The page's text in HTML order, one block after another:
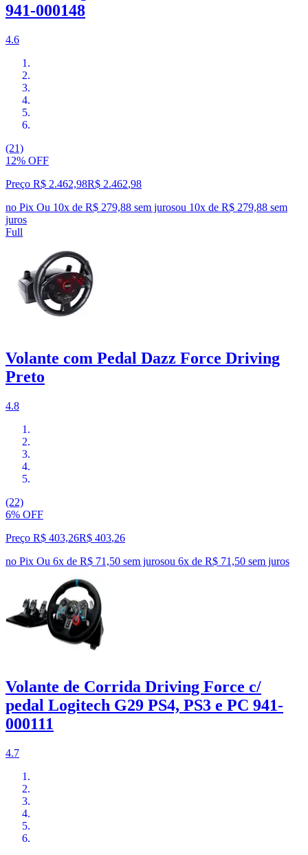
941-000148
4.6
(21)
12% OFF
Preço R$ 2.462,98R$ 2.462,98
no Pix Ou 10x de R$ 279,88 sem jurosou 10x de R$ 279,88 sem
juros
Full
Volante com Pedal Dazz Force Driving
Preto
4.8
(22)
6% OFF
Preço R$ 403,26R$ 403,26
no Pix Ou 6x de R$ 71,50 sem jurosou 6x de R$ 71,50 sem juros
Volante de Corrida Driving Force c/
pedal Logitech G29 PS4, PS3 e PC 941-
000111
4.7